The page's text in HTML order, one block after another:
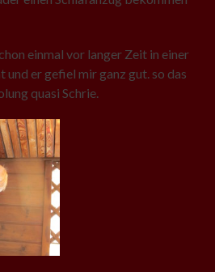
einmal vor langer Zeit in einer
und er gefiel mir ganz gut. so das
quasi Schrie.